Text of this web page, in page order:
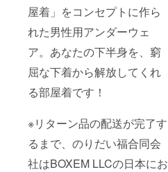
屋着」をコンセプトに作ら
れた男性用アンダーウェ
ア。あなたの下半身を、窮
屈な下着から解放してくれ
る部屋着です！
※リターン品の配送が完了す
るまで、のりだい福合同会
社はBOXEM LLCの日本にお